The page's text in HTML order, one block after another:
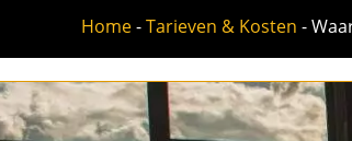
Home-Tarieven & Kosten -